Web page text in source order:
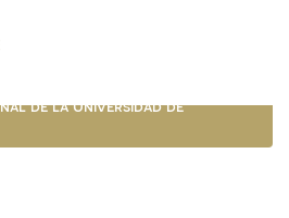
de la Universidad de